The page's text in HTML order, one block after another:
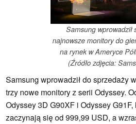
Samsung wprowadził
najnowsze monitory do
na rynek w Ameryce
(Źródło zdjęcia:
Samsung wprowadził do sprzedaży
trzy nowe monitory z serii Odyssey.
Odyssey 3D G90XF i Odyssey
zaczynają się od 999,99 USD, a